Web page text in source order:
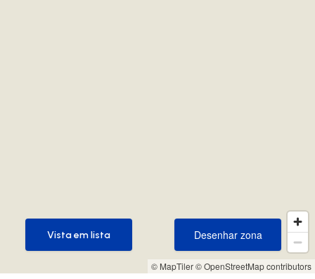
© MapTiler© OpenStreetMap contributors
Desenhar zona
Desenhar zona
Vista em lista
Vista em lista